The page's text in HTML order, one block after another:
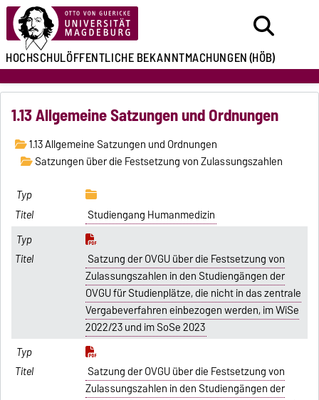
HOCHSCHULÖFFENTLICHEBEKANNTMACHUNGEN(HÖB)
1.13 Allgemeine Satzungen und Ordnungen
1.13 Allgemeine Satzungen und Ordnungen
Satzungen über die Festsetzung von Zulassungszahlen
Studiengang Humanmedizin
Satzung der OVGU über die Festsetzung von
Zulassungszahlen in den Studiengängen der
OVGU für Studienplätze, die nicht in das zentrale
Vergabeverfahren einbezogen werden, im WiSe
2022/23 und im SoSe 2023
Satzung der OVGU über die Festsetzung von
Zulassungszahlen in den Studiengängen der